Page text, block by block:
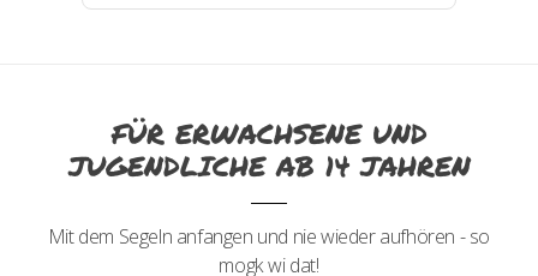
FÜR ERWACHSENE UND
JUGENDLICHE AB 14 JAHREN
Mit dem Segeln anfangen und nie wieder aufhören - so
mogk wi dat!